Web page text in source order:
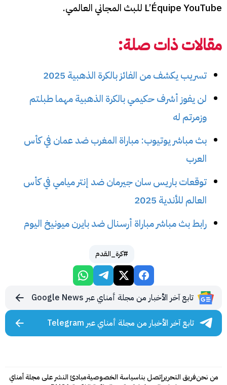
L’Équipe YouTube للبث المجاني العالمي.
مقالات ذات صلة:
تسريب يكشف من الفائز بالكرة الذهبية 2025
لن يفوز أشرف حكيمي بالكرة الذهبية مهما طبلتم
وزمرتم له
بث مباشر يوتيوب: مباراة المغرب ضد عمان في كأس
العرب
توقعات باريس سان جيرمان ضد إنتر ميامي في كأس
العالم للأندية 2025
رابط بث مباشر مباراة أرسنال ضد بايرن ميونيخ اليوم
#كرة_القدم
تابع آخر الأخبار من مجلة أمناي عبر Google News
تابع آخر الأخبار من مجلة أمناي عبر Telegram
من نحنفريق التحريرإتصل بناسياسة الخصوصيةمبادئ النشر على مجلة أمناي